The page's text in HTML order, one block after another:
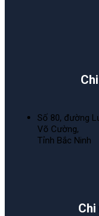
Số 80, đường
Võ Cường,
Tỉnh Bắc Ninh
Chi